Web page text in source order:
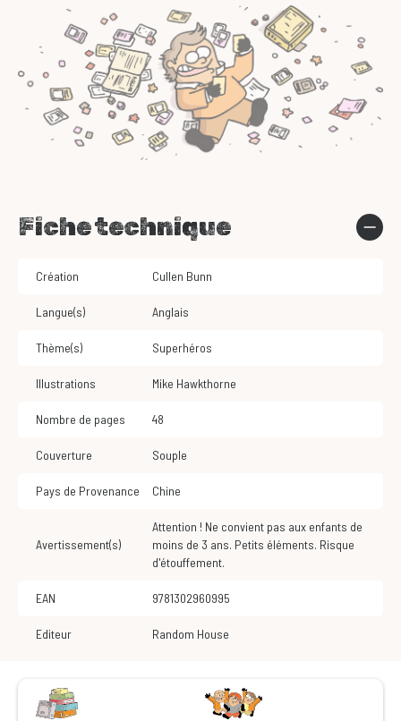
Fiche technique
Création Cullen Bunn
Langue(s) Anglais
Thème(s) Superhéros
Illustrations Mike Hawkthorne
Nombre de pages 48
Couverture Souple
Pays de Provenance Chine
Avertissement(s)
Attention ! Ne convient pas aux enfants de
moins de 3 ans. Petits éléments. Risque
d'étouffement.
EAN 9781302960995
Editeur Random House